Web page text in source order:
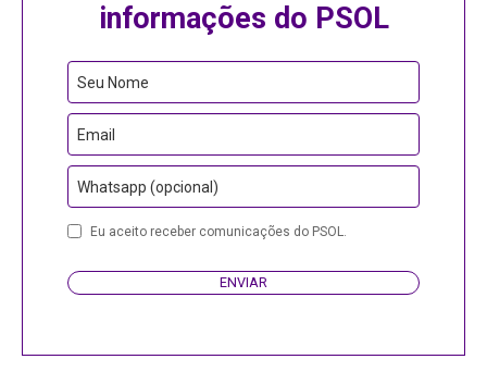
informações do PSOL
Seu Nome
Email
Whatsapp (opcional)
Eu aceito receber comunicações do PSOL.
ENVIAR